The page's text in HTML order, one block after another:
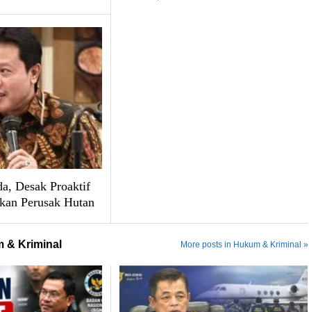
Desak Proaktif
Perusak Hutan
& Kriminal More posts in Hukum & Kriminal »